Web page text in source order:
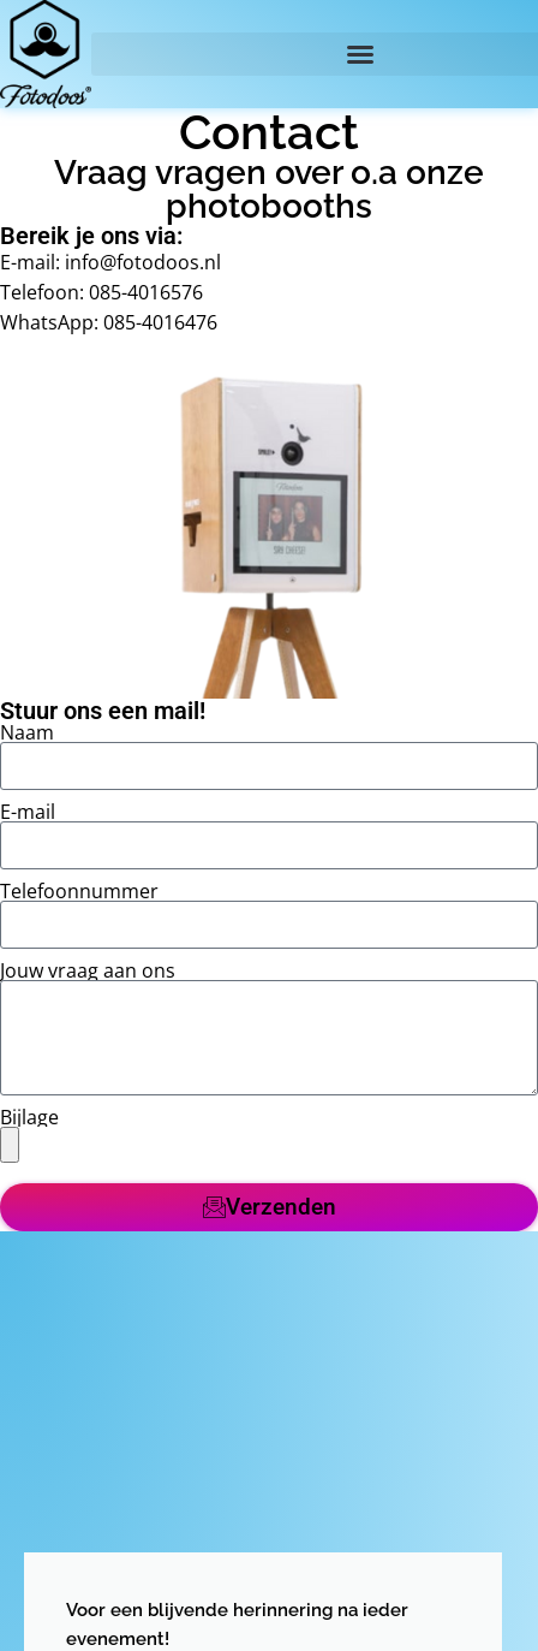
Contact
Vraag vragen over o.a onze
photobooths
Bereik je ons via:
E-mail: info@fotodoos.nl
Telefoon: 085-4016576
WhatsApp: 085-4016476
Stuur ons een mail!
Naam
E-mail
Telefoonnummer
Jouw vraag aan ons
Bijlage
Verzenden
Voor een blijvende herinnering na ieder
evenement!